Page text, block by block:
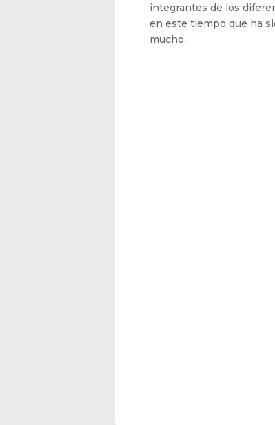
integrantes de los
en este tiempo que ha
mucho.